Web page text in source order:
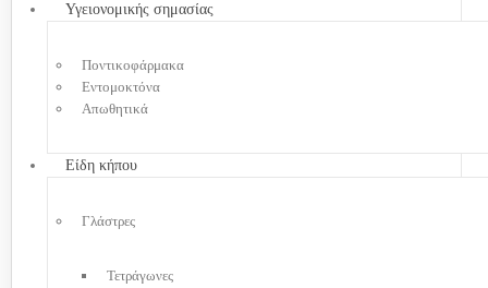
Υγειονομικής σημασίας
Ποντικοφάρμακα
Εντομοκτόνα
Απωθητικά
Είδη κήπου
Γλάστρες
Τετράγωνες